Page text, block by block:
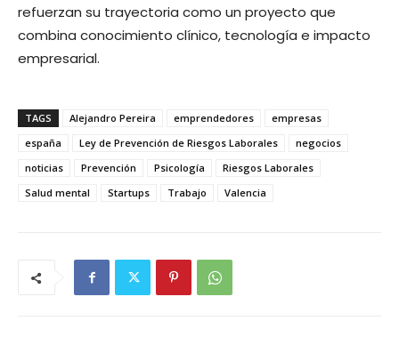
refuerzan su trayectoria como un proyecto que
combina conocimiento clínico, tecnología e impacto
empresarial.
TAGS Alejandro Pereira emprendedores
empresas
españa
Ley de Prevención de Riesgos Laborales
negocios
noticias
Prevención Psicología
Riesgos Laborales
Salud mental
Startups Trabajo Valencia